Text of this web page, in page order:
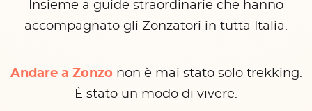
Insieme a guide straordinarie che hanno
accompagnato gli Zonzatori in tutta Italia.
Andare a Zonzonon è mai stato solo trekking.
È stato un modo di vivere.